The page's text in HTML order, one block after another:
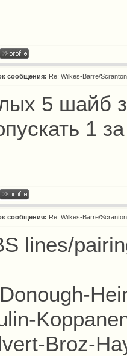
сообщения: Re: Wilkes-Barre/
5 шайб
1
сообщения: Re: Wilkes-Barre/
lines/
Broz-